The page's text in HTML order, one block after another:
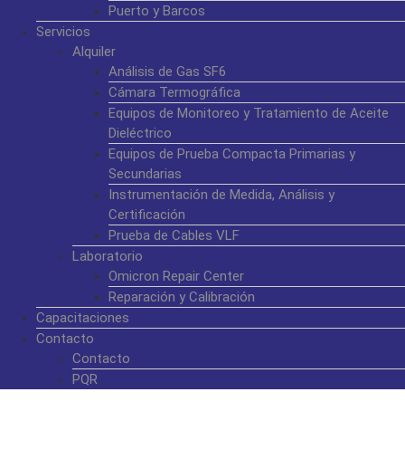
Puerto y Barcos
Servicios
Alquiler
Análisis de Gas SF6
Cámara Termográfica
Equipos de Monitoreo y Tratamiento de Aceite
Dieléctrico
Equipos de Prueba Compacta Primarias y
Secundarias
Instrumentación de Medida, Análisis y
Certificación
Prueba de Cables VLF
Laboratorio
Omicron Repair Center
Reparación y Calibración
Capacitaciones
Contacto
Contacto
PQR